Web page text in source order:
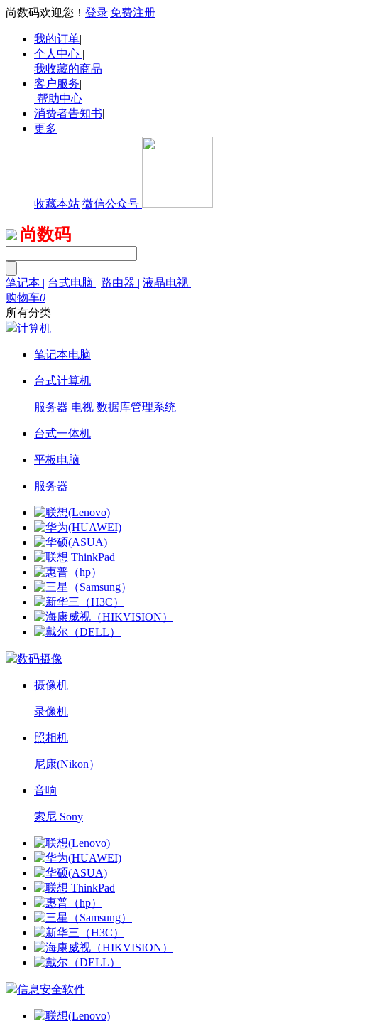
尚数码欢迎您！ 登录|免费注册
我的订单|
个人中心 |
我收藏的商品
客户服务|
帮助中心
消费者告知书|
更多
收藏本站 微信公众号
尚数码
笔记本 | 台式电脑 | 路由器 | 液晶电视 | |
购物车0
所有分类
计算机
笔记本电脑
台式计算机
服务器 电视 数据库管理系统
台式一体机
平板电脑
服务器
数码摄像
摄像机
录像机
照相机
尼康(Nikon）
音响
索尼 Sony
信息安全软件